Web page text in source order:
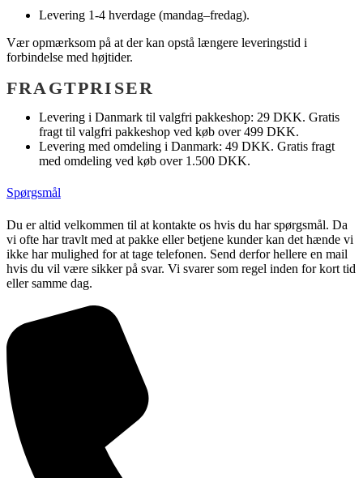
Levering 1-4 hverdage (mandag–fredag).
Vær opmærksom på at der kan opstå længere leveringstid i
forbindelse med højtider.
FRAGTPRISER
Levering i Danmark til valgfri pakkeshop: 29 DKK. Gratis
fragt til valgfri pakkeshop ved køb over 499 DKK.
Levering med omdeling i Danmark: 49 DKK. Gratis fragt
med omdeling ved køb over 1.500 DKK.
Spørgsmål
Du er altid velkommen til at kontakte os hvis du har spørgsmål. Da
vi ofte har travlt med at pakke eller betjene kunder kan det hænde vi
ikke har mulighed for at tage telefonen. Send derfor hellere en mail
hvis du vil være sikker på svar. Vi svarer som regel inden for kort tid
eller samme dag.